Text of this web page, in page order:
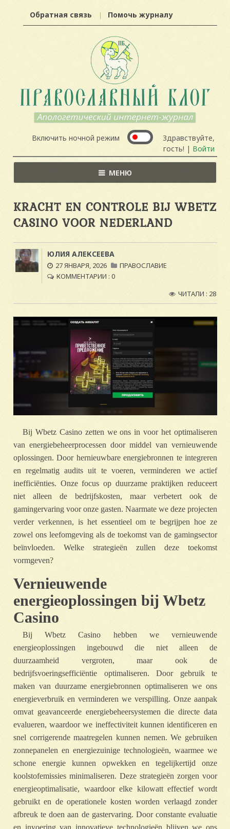
Обратная связь Помочь журналу
Включить ночной режим
Здравствуйте,
гость! | Войти
МЕНЮ
KRACHT EN CONTROLE BIJ WBETZ
CASINO VOOR NEDERLAND
ЮЛИЯ АЛЕКСЕЕВА
27 ЯНВАРЯ, 2026
ПРАВОСЛАВИЕ
КОММЕНТАРИИ : 0
ЧИТАЛИ : 28
Bij Wbetz Casino zetten we ons in voor het optimaliseren
van energiebeheerprocessen door middel van vernieuwende
oplossingen. Door hernieuwbare energiebronnen te integreren
en regelmatig audits uit te voeren, verminderen we actief
inefficiënties. Onze focus op duurzame praktijken reduceert
niet alleen de bedrijfskosten, maar verbetert ook de
gamingervaring voor onze gasten. Naarmate we deze projecten
verder verkennen, is het essentieel om te begrijpen hoe ze
zowel ons leefomgeving als de toekomst van de gamingsector
beïnvloeden. Welke strategieën zullen deze toekomst
vormgeven?
Vernieuwende
energieoplossingen bij Wbetz
Casino
Bij Wbetz Casino hebben we vernieuwende
energieoplossingen ingebouwd die niet alleen de
duurzaamheid vergroten, maar ook de
bedrijfsvoeringsefficiëntie optimaliseren. Door gebruik te
maken van duurzame energiebronnen optimaliseren we ons
energieverbruik en verminderen we verspilling. Onze aanpak
omvat geavanceerde energiebeheersystemen die directe data
evalueren, waardoor we ineffectiviteit kunnen identificeren en
snel corrigerende maatregelen kunnen nemen. We gebruiken
zonnepanelen en energiezuinige technologieën, waarmee we
schone energie kunnen opwekken en tegelijkertijd onze
koolstofemissies minimaliseren. Deze strategieën zorgen voor
energieoptimalisatie, waardoor elke kilowatt effectief wordt
gebruikt en de operationele kosten worden verlaagd zonder
afbreuk te doen aan de gastervaring. Door constante evaluatie
en invoering van innovatieve technologieën blijven we ons